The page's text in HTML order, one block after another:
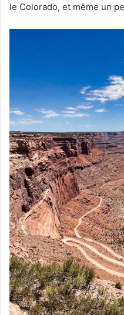
le Colorado, et même un